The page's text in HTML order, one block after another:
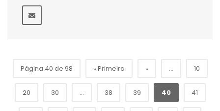
Página 40 de 98 « Primeira « ... 10
20 30 ... 38 39 40 41